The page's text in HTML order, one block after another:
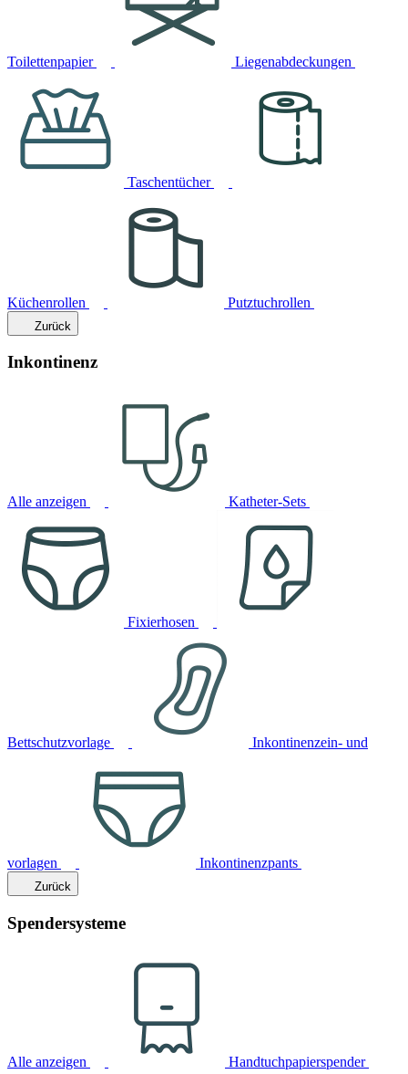
Toilettenpapier Liegenabdeckungen
Taschentücher
Küchenrollen Putztuchrollen
Zurück
Inkontinenz
Alle anzeigen Katheter-Sets
Fixierhosen
Bettschutzvorlage Inkontinenzein- und
vorlagen Inkontinenzpants
Zurück
Spendersysteme
Alle anzeigen Handtuchpapierspender